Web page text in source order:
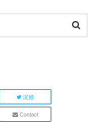
淀姫
Contact